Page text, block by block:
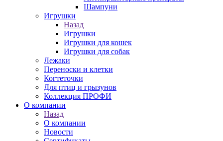
Шампуни
Игрушки
Назад
Игрушки
Игрушки для кошек
Игрушки для собак
Лежаки
Переноски и клетки
Когтеточки
Для птиц и грызунов
Коллекция ПРОФИ
О компании
Назад
О компании
Новости